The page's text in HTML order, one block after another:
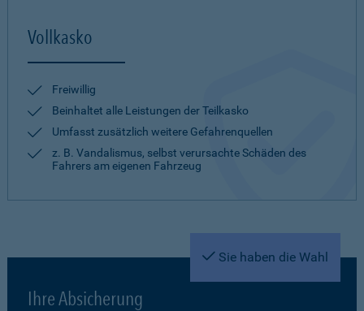
Vollkasko
Freiwillig
Beinhaltet alle Leistungen der Teilkasko
Umfasst zusätzlich weitere Gefahrenquellen
z. B. Vandalismus, selbst verursachte Schäden des
Fahrers am eigenen Fahrzeug
Sie haben die Wahl
Ihre Absicherung